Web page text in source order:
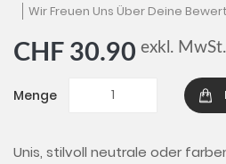
Wir Freuen Uns Über Deine
CHF 30.90 exkl. MwSt.
Menge
Unis, stilvoll neutrale oder
Zum
Anfang
der
Bildgalerie